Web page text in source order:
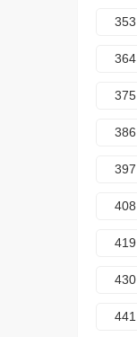
353
364
375
386
397
408
419
430
441